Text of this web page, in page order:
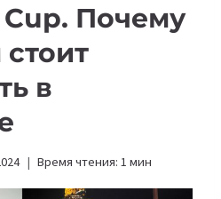
Почему
в
Время чтения: 1 мин